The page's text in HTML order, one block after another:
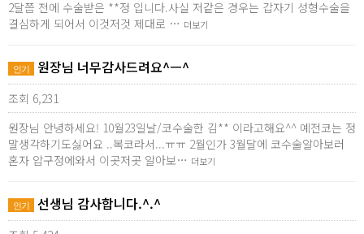
2달쯤 전에 수술받은 **정 입니다.사실 저같은 경우는 갑자기 성형수술을
결심하게 되어서 이것저것 제대로 … 더보기
인기 원장님 너무감사드려요^ㅡ^
조회 6,231
원장님 안녕하세요! 10월23일날/코수술한 김** 이라고해요^^ 예전코는 정
말생각하기도싫어요 ..복코라서...ㅠㅠ 2월인가 3월달에 코수술알아보러
혼자 압구정에와서 이곳저곳 알아보… 더보기
인기 선생님 감사합니다.^.^